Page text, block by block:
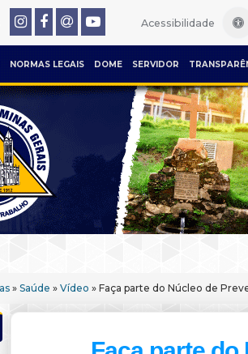
Acessibilidade
NORMAS LEGAIS DOME SERVIDOR
» Saúde » Vídeo » Faça parte do Núcleo de